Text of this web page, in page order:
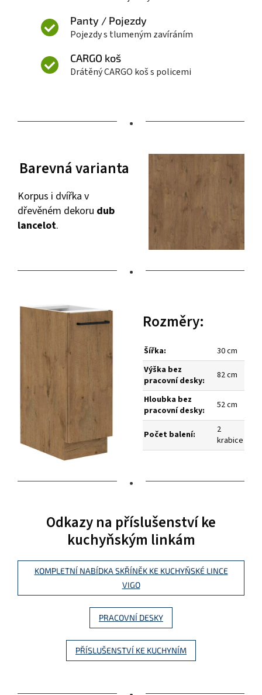
Panty / Pojezdy
Pojezdy s tlumeným zavíráním
CARGO koš
Drátěný CARGO koš s policemi
•
Barevná varianta
Korpus i dvířka v
dřevěném dekoru dub
lancelot.
•
Rozměry:
Šířka:
30 cm
Výška bez
pracovní desky:
82 cm
Hloubka bez
pracovní desky:
52 cm
Počet balení:
2
krabice
•
Odkazy na příslušenství ke
kuchyňským linkám
KOMPLETNÍ NABÍDKA SKŘÍNĚK KE KUCHYŇSKÉ LINCE
VIGO
PRACOVNÍ DESKY
PŘÍSLUŠENSTVÍ KE KUCHYNÍM